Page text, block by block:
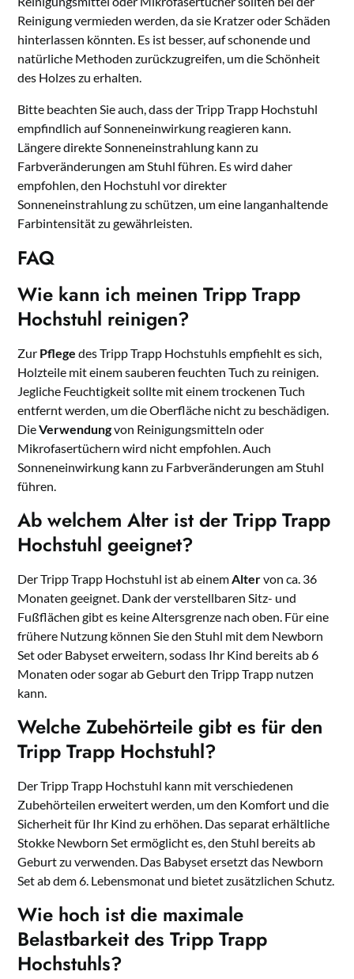
Reinigung vermieden werden, da sie Kratzer oder Schäden
hinterlassen könnten. Es ist besser, auf schonende und
natürliche Methoden zurückzugreifen, um die Schönheit
des Holzes zu erhalten.
Bitte beachten Sie auch, dass der Tripp Trapp Hochstuhl
empfindlich auf Sonneneinwirkung reagieren kann.
Längere direkte Sonneneinstrahlung kann zu
Farbveränderungen am Stuhl führen. Es wird daher
empfohlen, den Hochstuhl vor direkter
Sonneneinstrahlung zu schützen, um eine langanhaltende
Farbintensität zu gewährleisten.
FAQ
Wie kann ich meinen Tripp Trapp
Hochstuhl reinigen?
Zur Pflege des Tripp Trapp Hochstuhls empfiehlt es sich,
Holzteile mit einem sauberen feuchten Tuch zu reinigen.
Jegliche Feuchtigkeit sollte mit einem trockenen Tuch
entfernt werden, um die Oberfläche nicht zu beschädigen.
DieVerwendungvon Reinigungsmitteln oder
Mikrofasertüchern wird nicht empfohlen. Auch
Sonneneinwirkung kann zu Farbveränderungen am Stuhl
führen.
Ab welchem Alter ist der Tripp Trapp
Hochstuhl geeignet?
Der Tripp Trapp Hochstuhl ist ab einemAltervon ca. 36
Monaten geeignet. Dank der verstellbaren Sitz- und
Fußflächen gibt es keine Altersgrenze nach oben. Für eine
frühere Nutzung können Sie den Stuhl mit dem Newborn
Set oder Babyset erweitern, sodass Ihr Kind bereits ab 6
Monaten oder sogar ab Geburt den Tripp Trapp nutzen
kann.
Welche Zubehörteile gibt es für den
Tripp Trapp Hochstuhl?
Der Tripp Trapp Hochstuhl kann mit verschiedenen
Zubehörteilen erweitert werden, um den Komfort und die
Sicherheit für Ihr Kind zu erhöhen. Das separat erhältliche
Stokke Newborn Set ermöglicht es, den Stuhl bereits ab
Geburt zu verwenden. Das Babyset ersetzt das Newborn
Set ab dem 6. Lebensmonat und bietet zusätzlichen Schutz.
Wie hoch ist die maximale
Belastbarkeit des Tripp Trapp
Hochstuhls?